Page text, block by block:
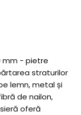
mm - pietre
straturilor
lemn, metal și
de nailon,
oferă